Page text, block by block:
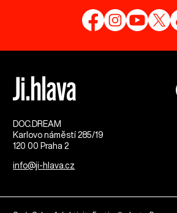
DOC.DREAM​
Karlovo náměstí 285/19
120 00 Praha 2
info@ji-hlava.cz